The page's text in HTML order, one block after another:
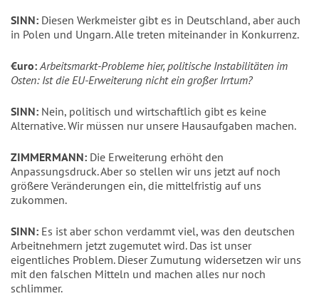
SINN: Diesen Werkmeister gibt es in Deutschland, aber auch
in Polen und Ungarn. Alle treten miteinander in Konkurrenz.
€uro: Arbeitsmarkt-Probleme hier, politische Instabilitäten im
Osten: Ist die EU-Erweiterung nicht ein großer Irrtum?
SINN: Nein, politisch und wirtschaftlich gibt es keine
Alternative. Wir müssen nur unsere Hausaufgaben machen.
ZIMMERMANN: Die Erweiterung erhöht den
Anpassungsdruck. Aber so stellen wir uns jetzt auf noch
größere Veränderungen ein, die mittelfristig auf uns
zukommen.
SINN: Es ist aber schon verdammt viel, was den deutschen
Arbeitnehmern jetzt zugemutet wird. Das ist unser
eigentliches Problem. Dieser Zumutung widersetzen wir uns
mit den falschen Mitteln und machen alles nur noch
schlimmer.